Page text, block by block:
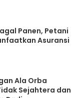
Panen, Petani
Asuransi
Ala Orba
Sejahtera dan